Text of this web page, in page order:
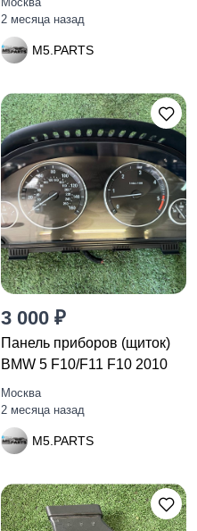
2 месяца назад
M5.PARTS
3 000 ₽
Панель приборов (щиток)
BMW 5 F10/F11 F10 2010
Москва
2 месяца назад
M5.PARTS